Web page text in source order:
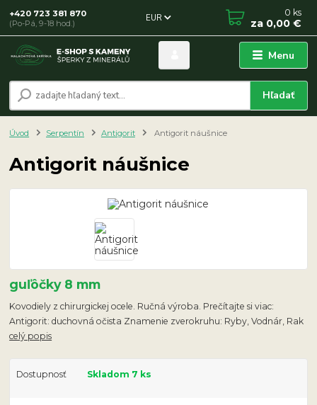
Menu
EUR
Hľadať
+420 723 381 870
(Po-Pá, 9-18 hod.)
0 ks
za 0,00 €
Úvod Serpentín Antigorit Antigorit náušnice
Antigorit náušnice
guľôčky 8 mm
Kovodiely z chirurgickej ocele. Ručná výroba. Prečítajte si viac:
Antigorit: duchovná očista Znamenie zverokruhu: Ryby, Vodnár, Rak
celý popis
Dostupnosť Skladom 7 ks